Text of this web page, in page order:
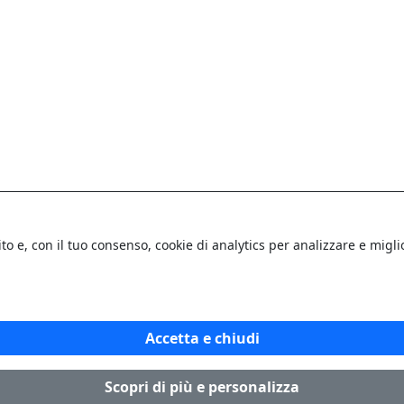
e, con il tuo consenso, cookie di analytics per analizzare e
Accetta e chiudi
Scopri di più e personalizza